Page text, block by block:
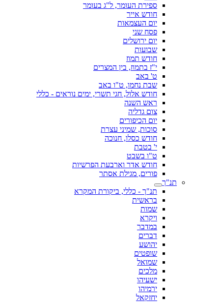
ספירת העומר, ל"ג בעומר
חודש אייר
יום העצמאות
פסח שני
יום ירושלים
שבועות
חודש תמוז
י"ז בתמוז, בין המצרים
ט' באב
שבת נחמו, ט"ו באב
חודש אלול, חגי תשרי, ימים נוראים - כללי
ראש השנה
צום גדליה
יום הכיפורים
סוכות, שמיני עצרת
חודש כסלו, חנוכה
י' בטבת
ט"ו בשבט
חודש אדר וארבעת הפרשיות
פורים, מגילת אסתר
תנ"ך
תנ"ך - כללי, ביקורת המקרא
בראשית
שמות
ויקרא
במדבר
דברים
יהושע
שופטים
שמואל
מלכים
ישעיהו
ירמיהו
יחזקאל